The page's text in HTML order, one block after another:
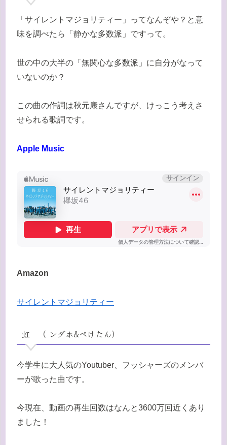
「サイレントマジョリティー」ってなんぞや？と意
味を調べたら「静かな多数派」ですって。
世の中の大半の「無関心な多数派」に自分がなって
いないのか？
この曲の作詞は秋元康さんですが、けっこう考えさ
せられる歌詞です。
Apple Music
Amazon
サイレントマジョリティー
虹 （ ンダホ&ぺけたん）
今学生に大人気のYoutuber、フッシャーズのメンバ
ーが歌った曲です。
今現在、動画の再生回数はなんと3600万回近くあり
ました！